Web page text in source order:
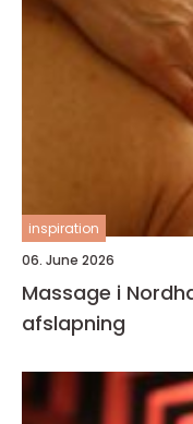
inspiration
06. June 2026
Massage i
afslapning